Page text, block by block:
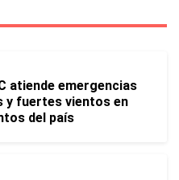
atiende emergencias
y fuertes vientos en
del país